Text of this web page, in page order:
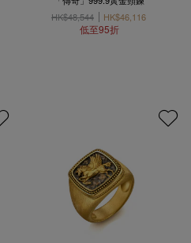
HK$48,544
HK$46,116
低至95折